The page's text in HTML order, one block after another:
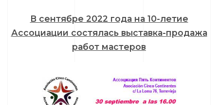
В сентябре 2022 года на 10-летие
Ассоциации состялась выставка-продажа
работ мастеров